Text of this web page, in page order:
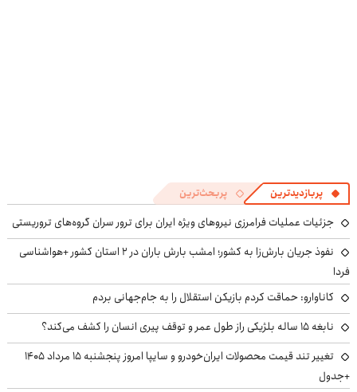
پربازدیدترین پربحث‌ترین
جزئیات عملیات فرامرزی نیروهای ویژه ایران برای ترور سران گروه‌های تروریستی
نفوذ جریان بارش‌زا به کشور؛ امشب بارش باران در ۲ استان کشور +هواشناسی
فردا
کاناوارو: حماقت کردم بازیکن استقلال را به جام‌جهانی بردم
نابغه ۱۵ ساله بلژیکی راز طول عمر و توقف پیری انسان را کشف می‌کند؟
تغییر تند قیمت محصولات ایران‌خودرو و سایپا امروز پنجشنبه ۱۵ مرداد ۱۴۰۵
+جدول